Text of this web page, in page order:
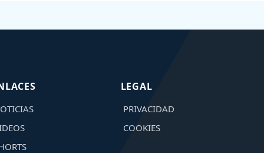
LEGAL
PRIVACIDAD
COOKIES